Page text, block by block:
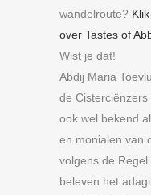
wandelroute?
over Tastes of
Wist je dat!
Abdij Maria
de Cisterciënzers
ook wel bekend
en monialen van
volgens de
beleven het